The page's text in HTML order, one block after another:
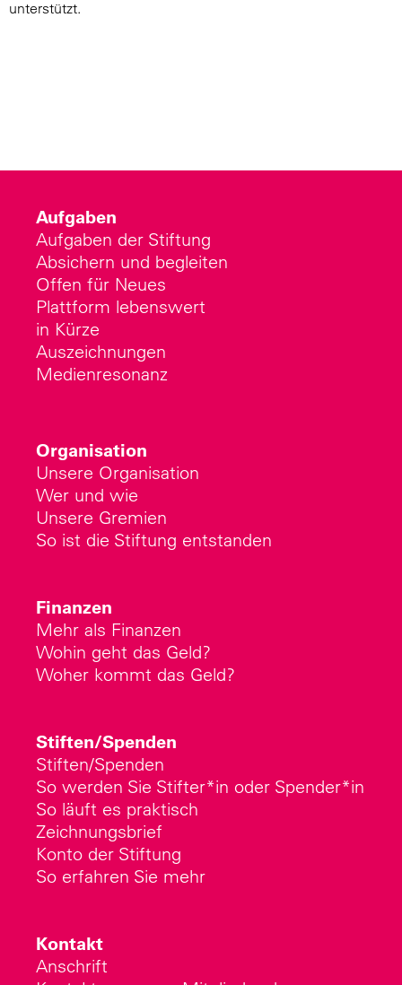
unterstützt.
Aufgaben
Aufgaben der Stiftung
Absichern und begleiten
Offen für Neues
Plattform lebenswert
in Kürze
Auszeichnungen
Medienresonanz
Organisation
Unsere Organisation
Wer und wie
Unsere Gremien
So ist die Stiftung entstanden
Finanzen
Mehr als Finanzen
Wohin geht das Geld?
Woher kommt das Geld?
Stiften/Spenden
Stiften/Spenden
So werden Sie Stifter*in oder Spender*in
So läuft es praktisch
Zeichnungsbrief
Konto der Stiftung
So erfahren Sie mehr
Kontakt
Anschrift